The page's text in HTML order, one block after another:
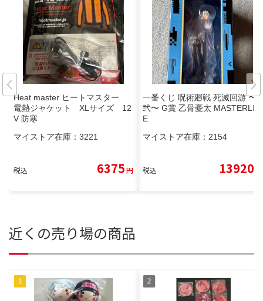
Heat master ヒートマスター
電熱ジャケット XLサイズ 12
V 防寒
マイストア在庫： 3221
税込 6375円
一番くじ 呪術廻戦 死滅回游 〜
弐〜 G賞 乙骨憂太 MASTERLIS
E
マイストア在庫： 2154
税込 13920
近くの売り場の商品